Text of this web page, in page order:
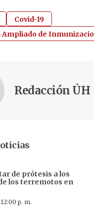
Covid-19
de
Redacción ÚH
de prótesis a los
los terremotos en
p. m.